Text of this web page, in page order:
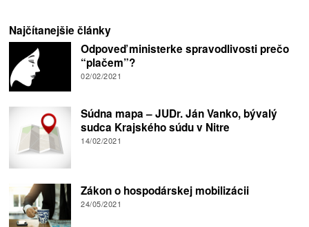
Najčítanejšie články
Odpoveď ministerke spravodlivosti prečo
“plačem”?
02/02/2021
Súdna mapa – JUDr. Ján Vanko, bývalý
sudca Krajského súdu v Nitre
14/02/2021
Zákon o hospodárskej mobilizácii
24/05/2021